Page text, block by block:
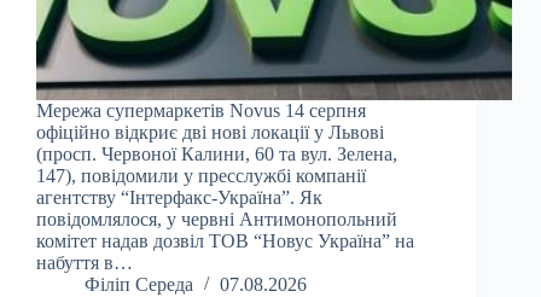
Мережа супермаркетів Novus 14 серпня
офіційно відкриє дві нові локації у Львові
(просп. Червоної Калини, 60 та вул. Зелена,
147), повідомили у пресслужбі компанії
агентству “Інтерфакс-Україна”. Як
повідомлялося, у червні Антимонопольний
комітет надав дозвіл ТОВ “Новус Україна” на
набуття в…
Філіп Середа
07.08.2026